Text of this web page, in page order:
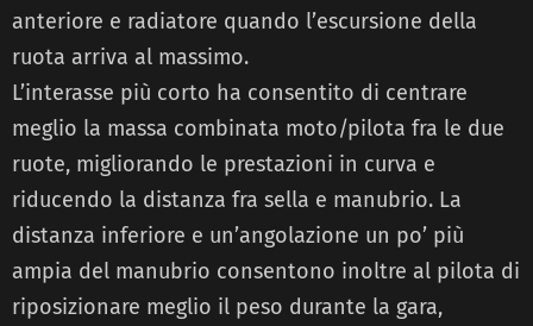
anteriore e radiatore quando l’escursione della
ruota arriva al massimo.
L’interasse più corto ha consentito di centrare
meglio la massa combinata moto/pilota fra le due
ruote, migliorando le prestazioni in curva e
riducendo la distanza fra sella e manubrio. La
distanza inferiore e un’angolazione un po’ più
ampia del manubrio consentono inoltre al pilota di
riposizionare meglio il peso durante la gara,